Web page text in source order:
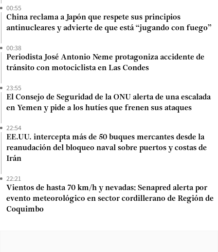
00:55
China reclama a Japón que respete sus principios
antinucleares y advierte de que está “jugando con fuego”
00:38
Periodista José Antonio Neme protagoniza accidente de
tránsito con motociclista en Las Condes
23:55
El Consejo de Seguridad de la ONU alerta de una escalada
en Yemen y pide a los hutíes que frenen sus ataques
22:54
EE.UU. intercepta más de 50 buques mercantes desde la
reanudación del bloqueo naval sobre puertos y costas de
Irán
22:21
Vientos de hasta 70 km/h y nevadas: Senapred alerta por
evento meteorológico en sector cordillerano de Región de
Coquimbo